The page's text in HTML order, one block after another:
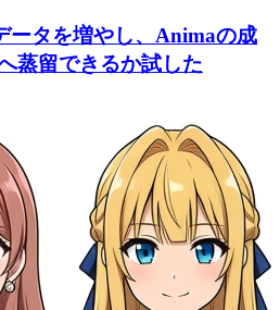
ータを増やし、Animaの成
蒸留できるか試した